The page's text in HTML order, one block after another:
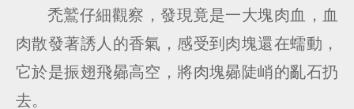
禿鷲仔細觀察，發現竟是一大塊肉血，血
肉散發著誘人的香氣，感受到肉塊還在蠕動，
它於是振翅飛曏高空，將肉塊曏陡峭的亂石扔
去。